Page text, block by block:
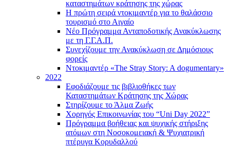
καταστημάτων κράτησης της χώρας
Η πρώτη σειρά ντοκιμαντέρ για το θαλάσσιο
τουρισμό στο Αιγαίο
Νέο Πρόγραμμα Ανταποδοτικής Ανακύκλωσης
με τη Γ.Γ.Α.Π.
Συνεχίζουμε την Ανακύκλωση σε Δημόσιους
φορείς
Ντοκιμαντέρ «The Stray Story: A dogumentary»
2022
Εφοδιάζουμε τις βιβλιοθήκες των
Καταστημάτων Κράτησης της Χώρας
Στηρίζουμε το Άλμα Ζωής
Χορηγός Επικοινωνίας του “Uni Day 2022”
Πρόγραμμα βοήθειας και ψυχικής στήριξης
ατόμων στη Νοσοκομειακή & Ψυχιατρική
πτέρυγα Κορυδαλλού